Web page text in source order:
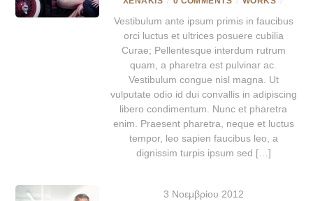
Vestibulum ante ipsum primis in faucibus
orci luctus et ultrices posuere cubilia
Curae; Pellentesque interdum rutrum
quam, a pharetra est pulvinar ac.
Vestibulum congue nisl magna. Ut
vulputate odio id dui convallis in adipiscing
libero condimentum. Nunc et pharetra
enim. Praesent pharetra, neque et luctus
tempor, leo sapien faucibus leo, a
dignissim turpis ipsum sed […]
3 Νοεμβρίου 2012